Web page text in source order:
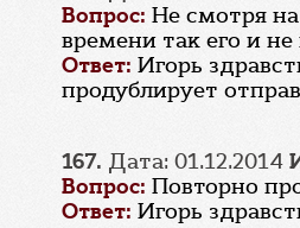
Вопрос: Не смотря
времени так его и
Ответ: Игорь
продублирует
167. Дата: 01.12.2014
Вопрос: Повторно
Ответ: Игорь